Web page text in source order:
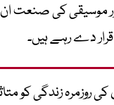
موسیقی کی صنعت
دے رہے ہیں۔
روزمرہ زندگی کو